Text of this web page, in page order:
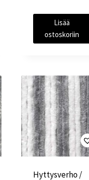
Lisää
ostoskoriin
Hyttysverho /